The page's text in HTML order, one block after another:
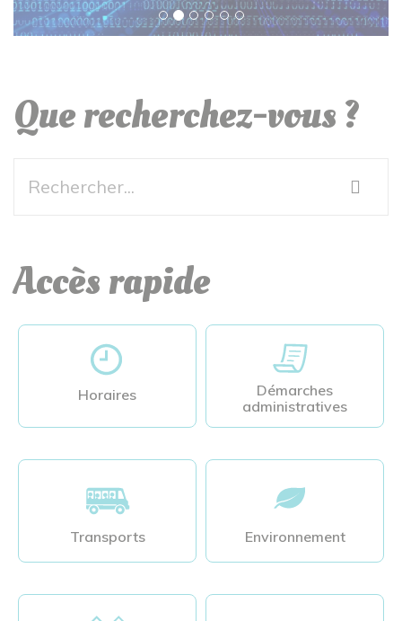
Que recherchez-vous ?
Accès rapide
Horaires
Démarches
administratives
Transports Environnement